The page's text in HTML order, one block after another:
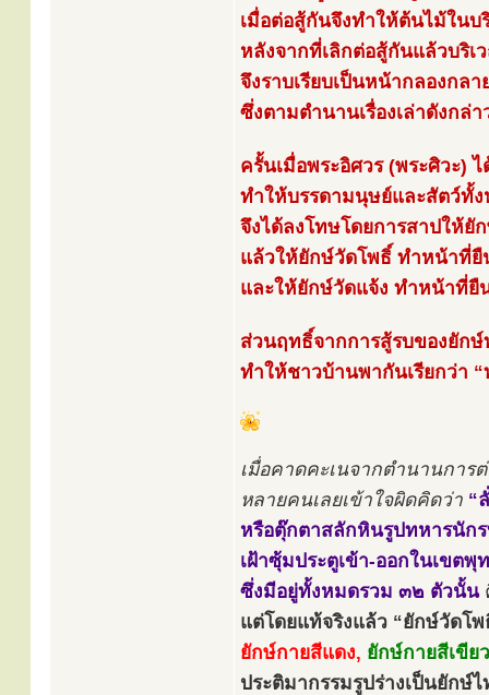
เมื่อต่อสู้กันจึงทำให้ต้นไม้ใน
หลังจากที่เลิกต่อสู้กันแล้วบริ
จึงราบเรียบเป็นหน้ากลองกล
ซึ่งตามตำนานเรื่องเล่าดังกล่
ครั้นเมื่อพระอิศวร (พระศิวะ)
ทำให้บรรดามนุษย์และสัตว์ทั้
จึงได้ลงโทษโดยการสาปให้ยั
แล้วให้ยักษ์วัดโพธิ์ ทำหน้าที่ยื
และให้ยักษ์วัดแจ้ง ทำหน้าที่ยื
ส่วนฤทธิ์จากการสู้รบของยัก
ทำให้ชาวบ้านพากันเรียกว่า
เมื่อคาดคะเนจากตำนานการ
หลายคนเลยเข้าใจผิดคิดว่า “
หรือตุ๊กตาสลักหินรูปทหารนัก
เฝ้าซุ้มประตูเข้า-ออกในเขต
ซึ่งมีอยู่ทั้งหมดรวม ๓๒ ตัวนั้น
แต่โดยแท้จริงแล้ว “ยักษ์วัดโ
ยักษ์กายสีแดง, ยักษ์กายสีเขีย
ประติมากรรมรูปร่างเป็นยักษ์